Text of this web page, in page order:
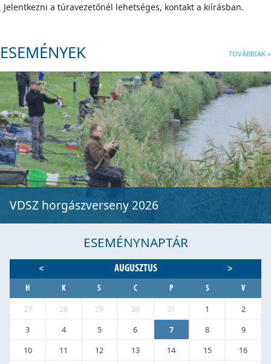
Jelentkezni a túravezetőnél lehetséges, kontakt a kiírásban.
ESEMÉNYEK TOVÁBBIAK »
VDSZ horgászverseny 2026
ESEMÉNYNAPTÁR
< AUGUSZTUS >
H K S C P S V
27 28 29 30 31 1
2
3
4 5 6 7 8
9
10
11 12 13 14 15
16